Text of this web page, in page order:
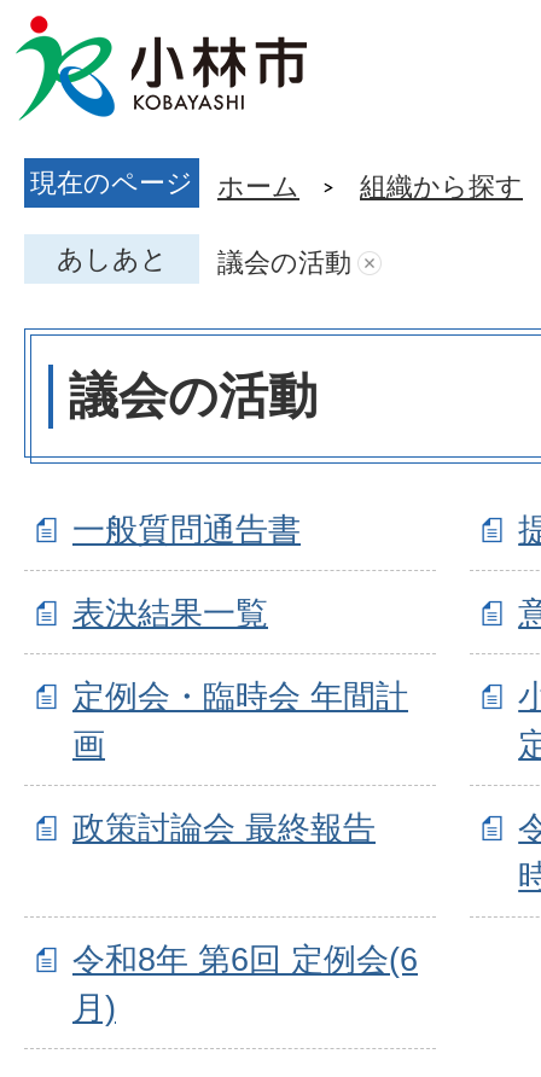
現在のページ ホーム 組織から探す
あしあと 議会の活動
議会の活動
一般質問通告書
表決結果一覧
定例会・臨時会 年間計
画
政策討論会 最終報告
令和8年 第6回 定例会(6
月)